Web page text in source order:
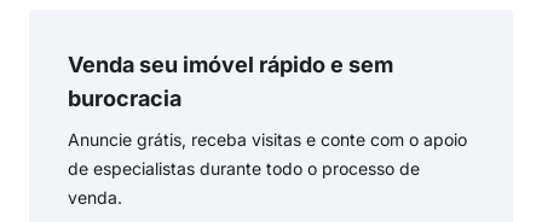
Venda seu imóvel rápido e sem
burocracia
Anuncie grátis, receba visitas e conte com o apoio
de especialistas durante todo o processo de
venda.